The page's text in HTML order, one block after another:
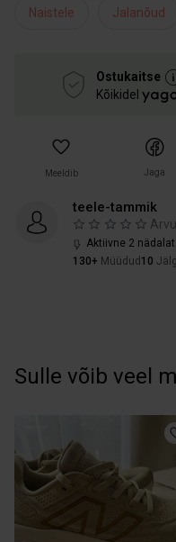
Naistele Jalanõud
Ostukaitse
Kõikidel
Meeldib Jaga
teele-tammik
Aktiivne 2
130+ Müüdud 10
Sulle võib veel